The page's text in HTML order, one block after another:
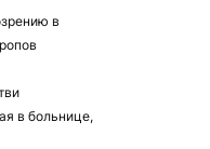
в
в больнице,